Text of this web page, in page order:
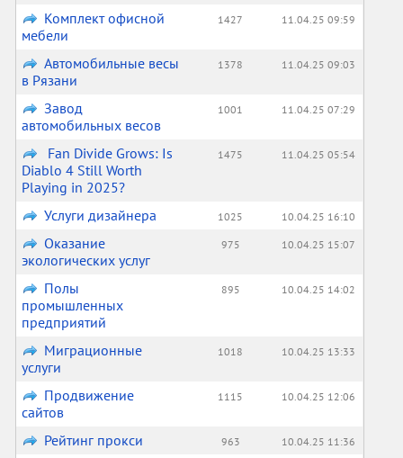
Комплект офисной
мебели
1427 11.04.25 09:59
Автомобильные весы
в Рязани
1378 11.04.25 09:03
Завод
автомобильных весов
1001 11.04.25 07:29
Fan Divide Grows: Is
Diablo 4 Still Worth
Playing in 2025?
1475 11.04.25 05:54
Услуги дизайнера 1025 10.04.25 16:10
Оказание
экологических услуг
975 10.04.25 15:07
Полы
промышленных
предприятий
895 10.04.25 14:02
Миграционные
услуги
1018 10.04.25 13:33
Продвижение
сайтов
1115 10.04.25 12:06
Рейтинг прокси 963 10.04.25 11:36